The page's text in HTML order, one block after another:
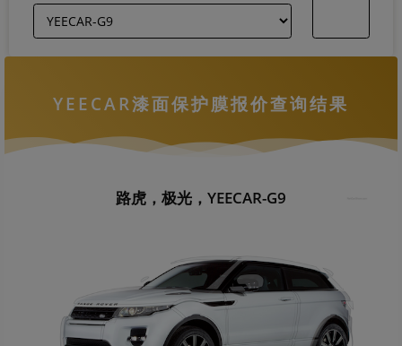
YEECAR漆面保护膜报价查询结果
路虎，极光，YEECAR-G9